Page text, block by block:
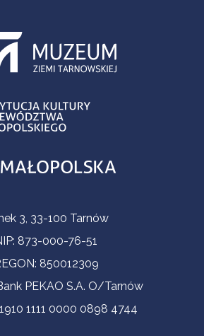
3, 33-100 Tarnów
873-000-76-51
850012309
PEKAO S.A. O/Tarnów
1111 0000 0898 4744